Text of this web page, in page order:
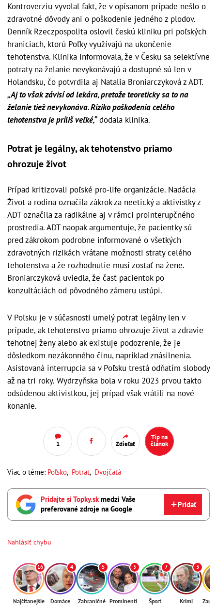
Kontroverziu vyvolal fakt, že v opísanom prípade nešlo o
zdravotné dôvody ani o poškodenie jedného z plodov.
Denník Rzeczpospolita oslovil českú kliniku pri poľských
hraniciach, ktorú Poľky využívajú na ukončenie
tehotenstva. Klinika informovala, že v Česku sa selektívne
potraty na želanie nevykonávajú a dostupné sú len v
Holandsku, čo potvrdila aj Natalia Broniarczyková z ADT.
„Aj to však závisí od lekára, pretože teoreticky sa to na
želanie tiež nevykonáva. Riziko poškodenia celého
tehotenstva je príliš veľké,“dodala klinika.
Potrat je legálny, ak tehotenstvo priamo
ohrozuje život
Prípad kritizovali poľské pro-life organizácie. Nadácia
Život a rodina označila zákrok za neetický a aktivistky z
ADT označila za radikálne aj v rámci prointerupčného
prostredia. ADT naopak argumentuje, že pacientky sú
pred zákrokom podrobne informované o všetkých
zdravotných rizikách vrátane možnosti straty celého
tehotenstva a že rozhodnutie musí zostať na žene.
Broniarczyková uviedla, že časť pacientok po
konzultáciách od pôvodného zámeru ustúpi.
V Poľsku je v súčasnosti umelý potrat legálny len v
prípade, ak tehotenstvo priamo ohrozuje život a zdravie
tehotnej ženy alebo ak existuje podozrenie, že je
dôsledkom nezákonného činu, napríklad znásilnenia.
Asistovaná interrupcia sa v Poľsku trestá odňatím slobody
až na tri roky. Wydrzyňska bola v roku 2023 prvou takto
odsúdenou aktivistkou, jej prípad však vrátili na nové
konanie.
1 Zdieľať
Tip na
článok
Viac o téme: Poľsko, Potrat, Dvojčatá
Pridajte si Topky.skmedzi Vaše
preferované zdroje na Google
Pridať
Nahlásiť chybu
16
Najčítanejšie
4
Domáce
5
Zahraničné
5
Prominenti
7
Šport
3
Krimi